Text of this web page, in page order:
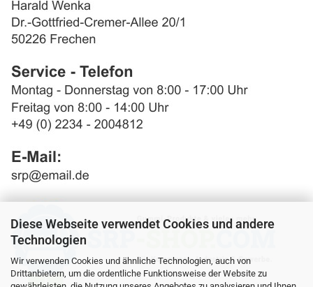
Diese Webseite verwendet Cookies und andere
Technologien
Wir verwenden Cookies und ähnliche Technologien, auch von
Drittanbietern, um die ordentliche Funktionsweise der Website zu